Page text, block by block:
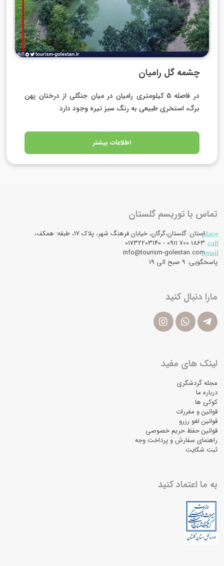
چشمه گل رامیان
در فاصله 5 کیلومتری رامیان در میان جنگلی از درختان پهن
برگ، استخری طبیعی به رنگ سبز تیره وجود دارد
اطلاعات بیشتر
تماس با توریسم گلستان
placeاستان: گلستان،گرگان، خیابان فرهنگ شهر، پلاک 17، طبقه: همکف،
call
email
info@tourism-golestan.com
پاسخگویی: ۹ صبح الی 19
مارا دنبال کنید
لینک های مفید
مجله گردشگری
درباره ما
کوکی ها
قوانین و مقررات
قوانین لغو رزرو
قوانین حفظ حریم خصوصی
راهنمای سفارش و پرداخت وجه
ثبت شکایت
به ما اعتماد کنید